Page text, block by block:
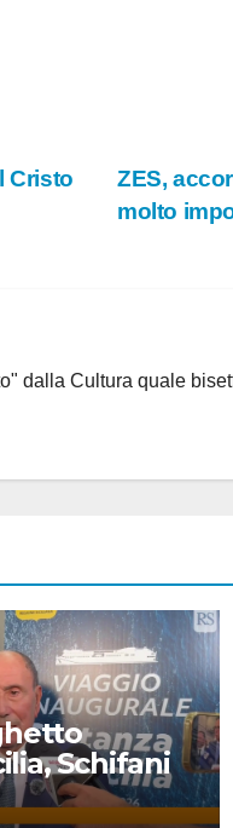
ZES,
molto
Cristo
dalla Cultura quale
Schifani
presi”